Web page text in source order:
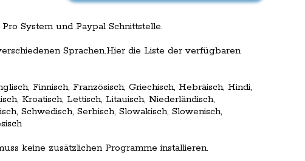
System und Paypal Schnittstelle.
Sprachen.Hier die Liste der verfügbaren
Finnisch, Französisch, Griechisch, Hebräisch, Hindi,
Kroatisch, Lettisch, Litauisch, Niederländisch,
Schwedisch, Serbisch, Slowakisch, Slowenisch,
keine zusätzlichen Programme installieren.